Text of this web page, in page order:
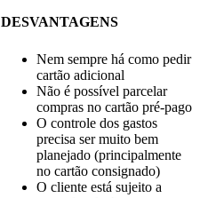
DESVANTAGENS
Nem sempre há como pedir
cartão adicional
Não é possível parcelar
compras no cartão pré-pago
O controle dos gastos
precisa ser muito bem
planejado (principalmente
no cartão consignado)
O cliente está sujeito a